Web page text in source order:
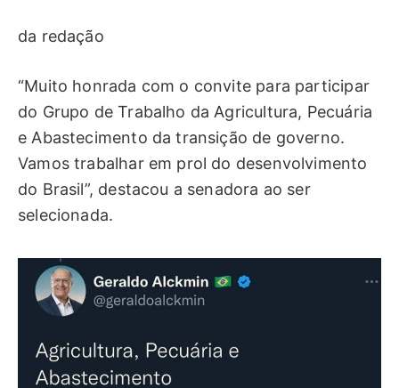
da redação
“Muito honrada com o convite para participar
do Grupo de Trabalho da Agricultura, Pecuária
e Abastecimento da transição de governo.
Vamos trabalhar em prol do desenvolvimento
do Brasil”, destacou a senadora ao ser
selecionada.